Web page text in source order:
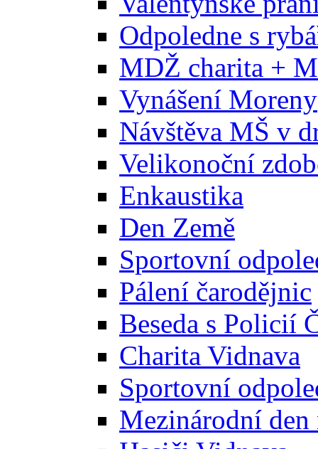
Odpoledne s
MDŽ charita +
Vynášení Moreny
Návštěva MŠ v
Velikonoční
Enkaustika
Den Země
Sportovní
Pálení čarodějnic
Beseda s Policií
Charita Vidnava
Sportovní
Mezinárodní den